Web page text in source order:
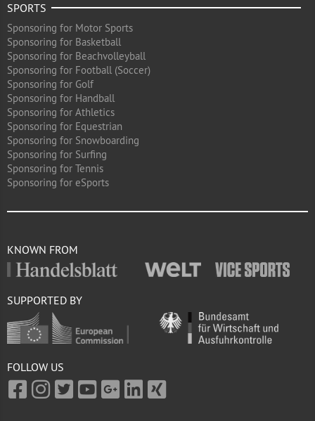
SPORTS
Sponsoring for Motor Sports
Sponsoring for Basketball
Sponsoring for Beachvolleyball
Sponsoring for Football (Soccer)
Sponsoring for Golf
Sponsoring for Handball
Sponsoring for Athletics
Sponsoring for Equestrian
Sponsoring for Snowboarding
Sponsoring for Surfing
Sponsoring for Tennis
Sponsoring for eSports
KNOWN FROM
SUPPORTED BY
FOLLOW US